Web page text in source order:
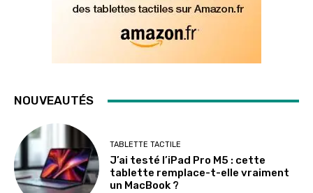
NOUVEAUTÉS
TABLETTE TACTILE
J’ai testé l’iPad Pro M5 : cette
tablette remplace-t-elle vraiment
un MacBook ?